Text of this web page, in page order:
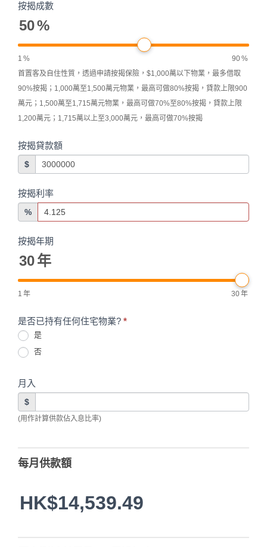
按揭成數
50%
1 % 90%
首置客及自住性質，透過申請按揭保險，$1,000萬以下物業，最多借取
90%按揭；1,000萬至1,500萬元物業，最高可做80%按揭，貸款上限900
萬元；1,500萬至1,715萬元物業，最高可做70%至80%按揭，貸款上限
1,200萬元；1,715萬以上至3,000萬元，最高可做70%按揭
按揭貸款額
$
按揭利率
%
按揭年期
30年
1 年 30年
是否已持有任何住宅物業? *
是
否
月入
$
(用作計算供款佔入息比率)
每月供款額
HK$14,539.49